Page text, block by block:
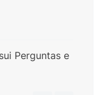
Perguntas e